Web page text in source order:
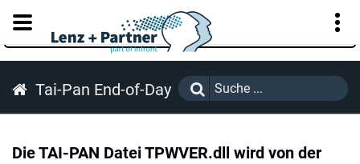
KUNDENPORTAL
Tai-Pan End-of-Day
Die TAI-PAN Datei TPWVER.dll wird von der